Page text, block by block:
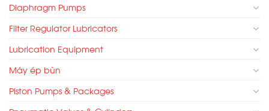
Diaphragm Pumps
Filter Regulator Lubricators
Lubrication Equipment
Máy ép bùn
Piston Pumps & Packages